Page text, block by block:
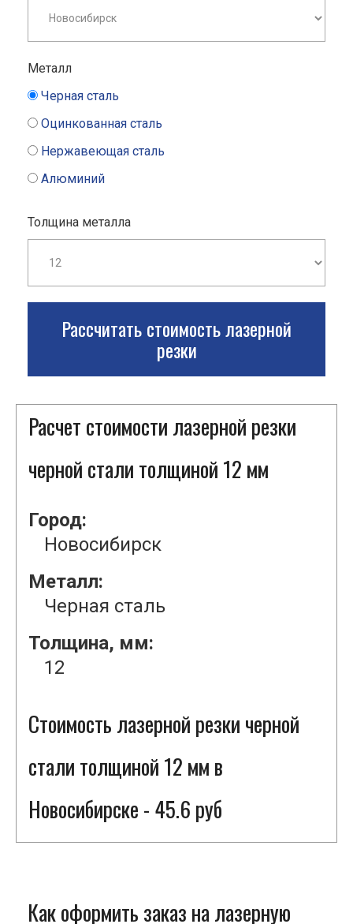
Металл
Черная сталь
Оцинкованная сталь
Нержавеющая сталь
Алюминий
Толщина металла
Рассчитать стоимость лазерной
резки
Расчет стоимости лазерной резки
черной стали толщиной 12 мм
Город:
Новосибирск
Металл:
Черная сталь
Толщина, мм:
12
Стоимость лазерной резки черной
стали толщиной 12 мм в
Новосибирске - 45.6 руб
Как оформить заказ на лазерную